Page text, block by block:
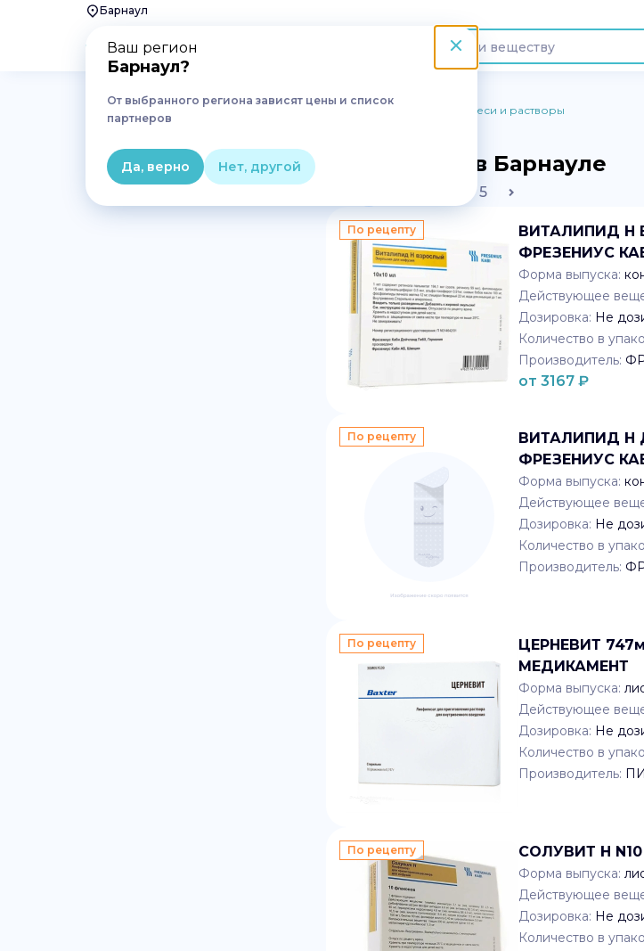
Барнаул
Ваш регион
Барнаул?
От выбранного региона зависят цены и список
партнеров
Да, верно Нет, другой
Лекарства Анестезия, реанимация Питательные смеси и растворы
Питательные смеси и растворы в Барнауле
5
По рецепту
ВИТАЛИПИД Н
ФРЕЗЕНИУС
Форма выпуска:
Действующее
Дозировка: Не
Количество в
Производитель:
от 3167 ₽
По рецепту
ВИТАЛИПИД Н
ФРЕЗЕНИУС
Форма выпуска:
Действующее
Дозировка: Не
Количество в
Производитель:
По рецепту
ЦЕРНЕВИТ
МЕДИКАМЕНТ
Форма выпуска:
Действующее
Дозировка: Не
Количество в
Производитель:
По рецепту СОЛУВИТ Н
Форма выпуска:
Действующее
Дозировка: Не
Количество в